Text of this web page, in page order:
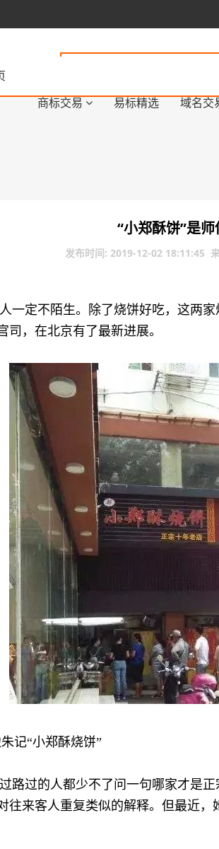
商标交易
易标精选 域名交
“小郑酥饼”是师
发布时间: 2019-12-02 18:11:45
定不陌生。除了烧饼好吃，这两家
，在北京有了最新进展。
记“小郑酥烧饼”
过的人都少不了问一句哪家才是正
往来客人重复类似的解释。但最近